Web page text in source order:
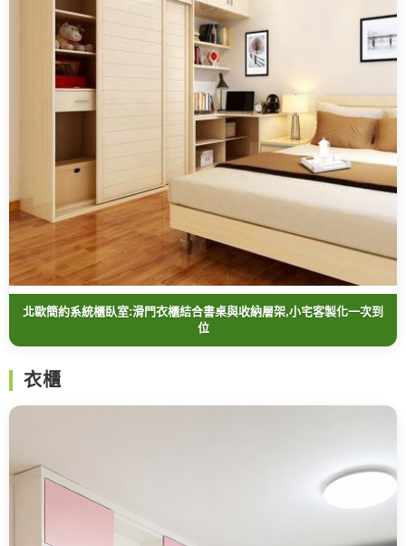
北歐簡約系統櫃臥室:滑門衣櫃結合書桌與收納層架,小宅客製化一次到
位
衣櫃